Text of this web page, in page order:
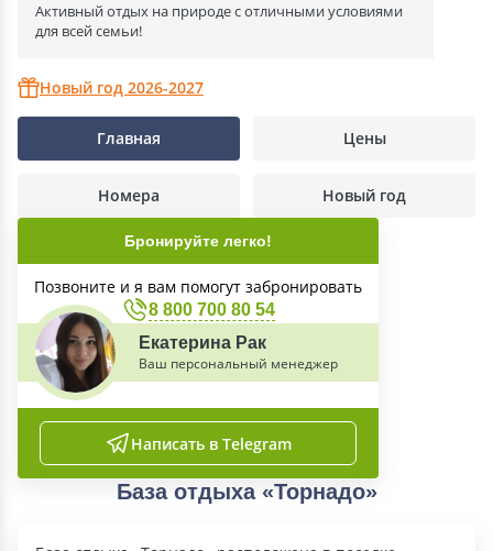
Активный отдых на природе с отличными условиями
для всей семьи!
Новый год 2026-2027
Главная Цены
Номера Новый год
Бронируйте легко!
Позвоните и я вам помогут забронировать
8 800 700 80 54
Екатерина Рак
Ваш персональный менеджер
Написать в Telegram
База отдыха «Торнадо»